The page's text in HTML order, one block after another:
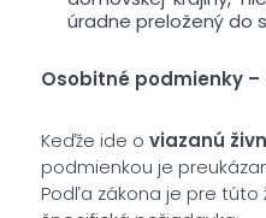
úradne preložený do
Osobitné podmienky
Keďže ide o viazanú
podmienkou je
Podľa zákona je pre túto